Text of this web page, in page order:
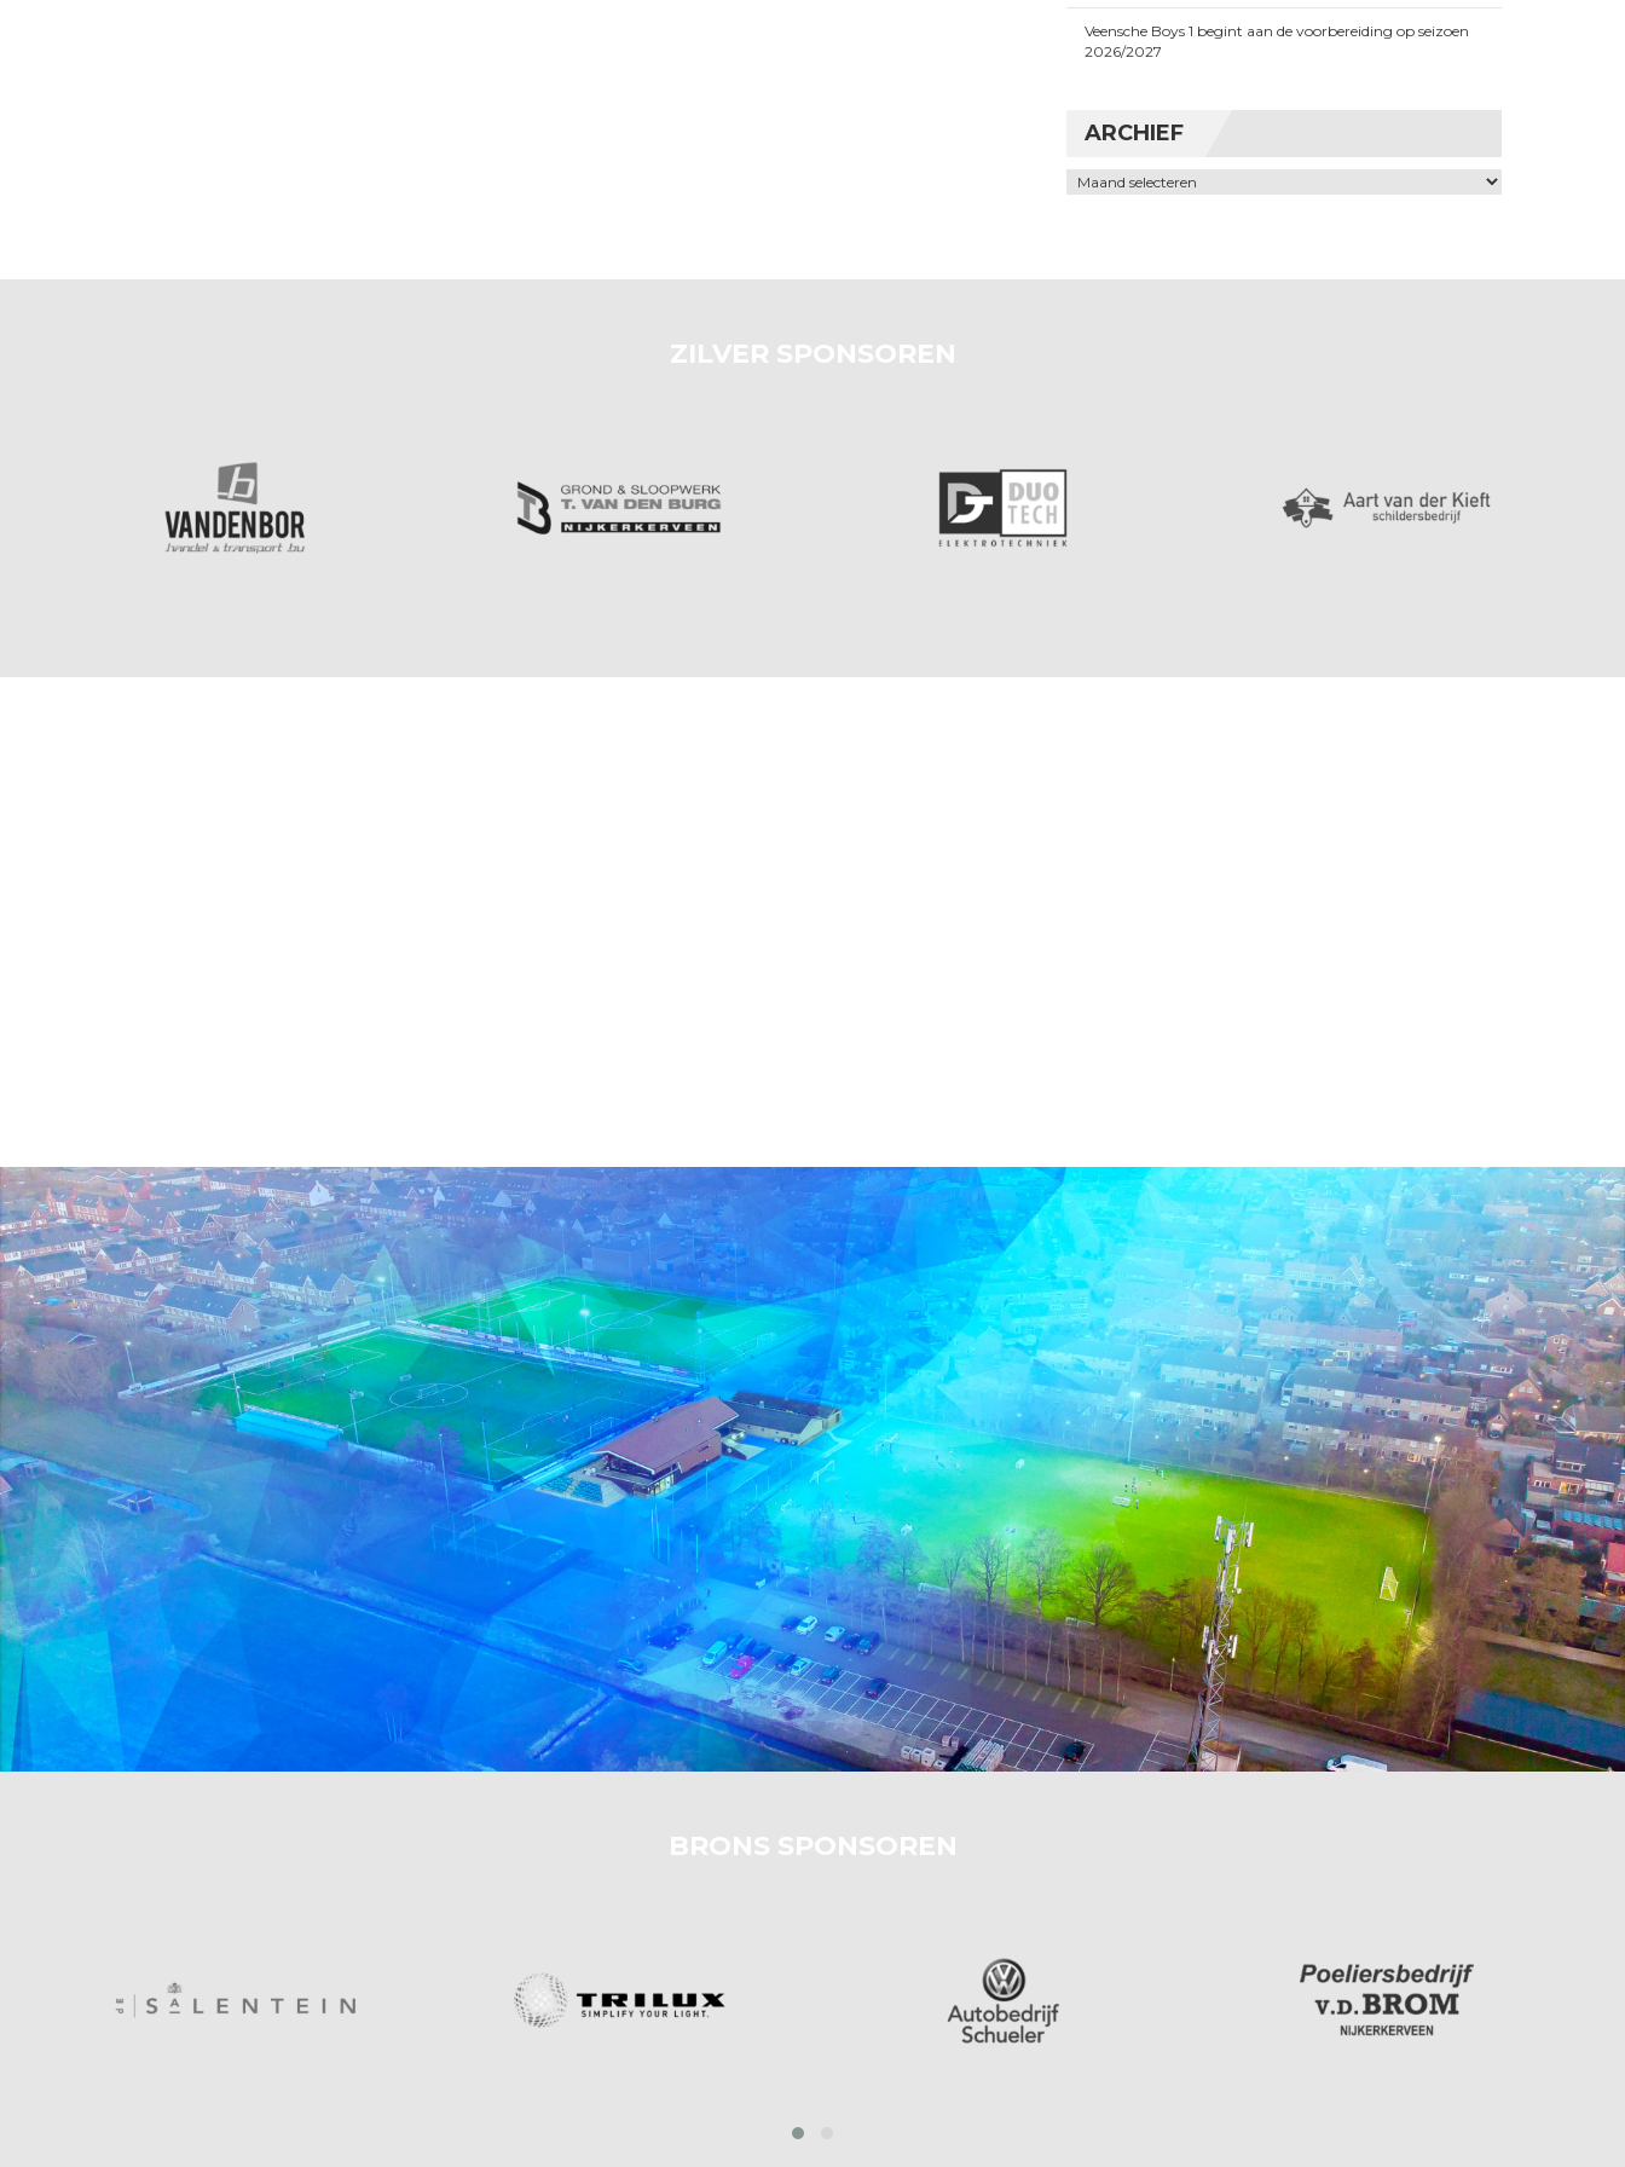
Veensche Boys 1 begint aan de voorbereiding op seizoen
2026/2027
ARCHIEF
Archief
ZILVER SPONSOREN
BRONS SPONSOREN
prev